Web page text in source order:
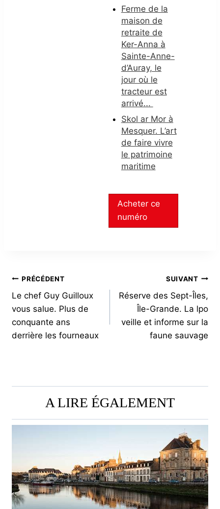
Ferme de la
maison de
retraite de
Ker-Anna à
Sainte-Anne-
d’Auray, le
jour où le
tracteur est
arrivé...
Skol ar Mor à
Mesquer. L’art
de faire vivre
le patrimoine
maritime
Acheter ce
numéro
NAVIGATION
DE
L’ARTICLE
PRÉCÉDENT
Le chef Guy Guilloux
vous salue. Plus de
conquante ans
derrière les fourneaux
SUIVANT
Réserve des Sept-Îles,
Île-Grande. La lpo
veille et informe sur la
faune sauvage
A LIRE ÉGALEMENT